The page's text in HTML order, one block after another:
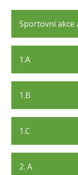
Sportovní akce
1.A
1.B
1.C
2. A